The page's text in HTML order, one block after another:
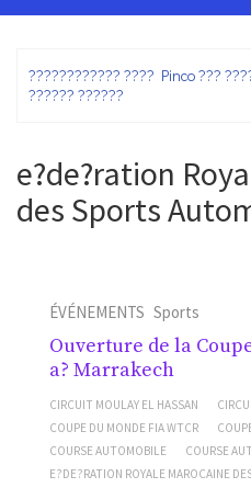
???????????? ???? Pinco ???
?????? ??????
e?de?ration
des Sports
ÉVÉNEMENTS Sports
Ouverture de la
a? Marrakech
CIRCUIT MOULAY EL HASSAN
COUPE DU MONDE FIA WTCR
COURSE AUTOMOBILE
COURSE
E?DE?RATION ROYALE MAROCAINE